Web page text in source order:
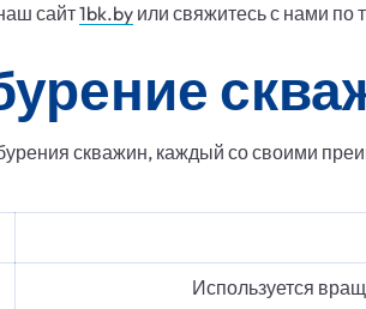
сайт1bk.by или свяжитесь с нами
скважин, каждый со своими
Используется